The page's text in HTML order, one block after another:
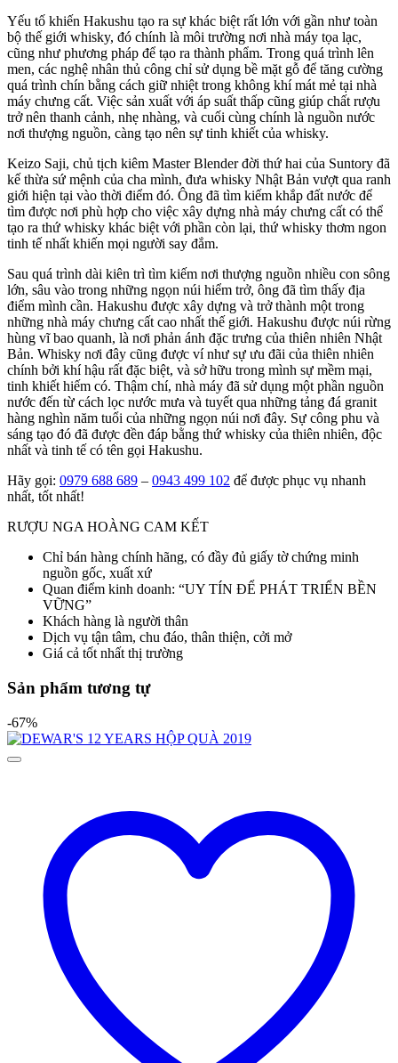
Yếu tố khiến Hakushu tạo ra sự khác biệt rất lớn với gần như toàn
bộ thế giới whisky, đó chính là môi trường nơi nhà máy tọa lạc,
cũng như phương pháp để tạo ra thành phẩm. Trong quá trình lên
men, các nghệ nhân thủ công chỉ sử dụng bề mặt gỗ để tăng cường
quá trình chín bằng cách giữ nhiệt trong không khí mát mẻ tại nhà
máy chưng cất. Việc sản xuất với áp suất thấp cũng giúp chất rượu
trở nên thanh cảnh, nhẹ nhàng, và cuối cùng chính là nguồn nước
nơi thượng nguồn, càng tạo nên sự tinh khiết của whisky.
Keizo Saji, chủ tịch kiêm Master Blender đời thứ hai của Suntory đã
kế thừa sứ mệnh của cha mình, đưa whisky Nhật Bản vượt qua ranh
giới hiện tại vào thời điểm đó. Ông đã tìm kiếm khắp đất nước để
tìm được nơi phù hợp cho việc xây dựng nhà máy chưng cất có thể
tạo ra thứ whisky khác biệt với phần còn lại, thứ whisky thơm ngon
tinh tế nhất khiến mọi người say đắm.
Sau quá trình dài kiên trì tìm kiếm nơi thượng nguồn nhiều con sông
lớn, sâu vào trong những ngọn núi hiểm trở, ông đã tìm thấy địa
điểm mình cần. Hakushu được xây dựng và trở thành một trong
những nhà máy chưng cất cao nhất thế giới. Hakushu được núi rừng
hùng vĩ bao quanh, là nơi phản ánh đặc trưng của thiên nhiên Nhật
Bản. Whisky nơi đây cũng được ví như sự ưu đãi của thiên nhiên
chính bởi khí hậu rất đặc biệt, và sở hữu trong mình sự mềm mại,
tinh khiết hiếm có. Thậm chí, nhà máy đã sử dụng một phần nguồn
nước đến từ cách lọc nước mưa và tuyết qua những tảng đá granit
hàng nghìn năm tuổi của những ngọn núi nơi đây. Sự công phu và
sáng tạo đó đã được đền đáp bằng thứ whisky của thiên nhiên, độc
nhất và tinh tế có tên gọi Hakushu.
Hãy gọi: 0979 688 689 – 0943 499 102 để được phục vụ nhanh
nhất, tốt nhất!
RƯỢU NGA HOÀNG CAM KẾT
Chỉ bán hàng chính hãng, có đầy đủ giấy tờ chứng minh
nguồn gốc, xuất xứ
Quan điểm kinh doanh: “UY TÍN ĐỂ PHÁT TRIỂN BỀN
VỮNG”
Khách hàng là người thân
Dịch vụ tận tâm, chu đáo, thân thiện, cởi mở
Giá cả tốt nhất thị trường
Sản phẩm tương tự
-67%